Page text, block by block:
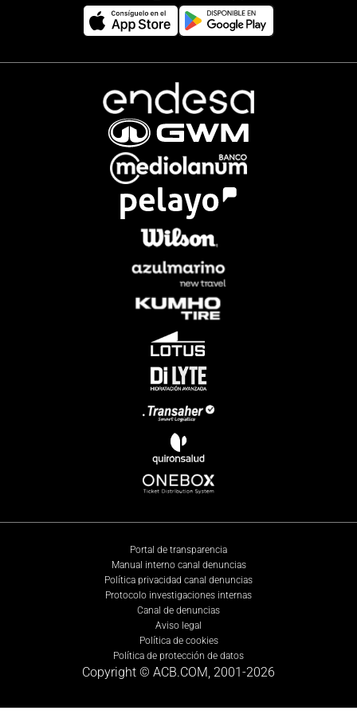
Portal de transparencia
Manual interno canal denuncias
Política privacidad canal denuncias
Protocolo investigaciones internas
Canal de denuncias
Aviso legal
Política de cookies
Política de protección de datos
Copyright © ACB.COM, 2001-2026